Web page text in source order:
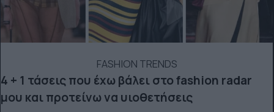
FASHION TRENDS
4 + 1 τάσεις που έχω βάλει στο fashion radar
μου και προτείνω να υιοθετήσεις